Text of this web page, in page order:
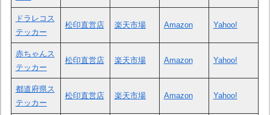
ドラレコス
テッカー
松印直営店 楽天市場 Amazon Yahoo!
赤ちゃんス
テッカー
松印直営店 楽天市場 Amazon Yahoo!
都道府県ス
テッカー
松印直営店 楽天市場 Amazon Yahoo!